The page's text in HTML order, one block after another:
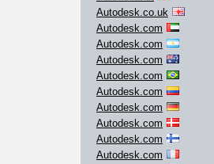
Autodesk.co.uk
Autodesk.com
Autodesk.com
Autodesk.com
Autodesk.com
Autodesk.com
Autodesk.com
Autodesk.com
Autodesk.com
Autodesk.com